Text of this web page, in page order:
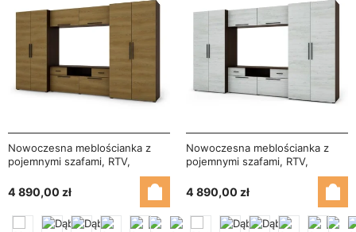
Nowoczesna meblościanka z
pojemnymi szafami, RTV,
330×189 cm Sonoma Ciemna /
Dąb Karmel – ZEUS
4 890,00 zł
Nowoczesna meblościanka z
pojemnymi szafami, RTV,
330×189 cm Sonoma Ciemna /
Sosna Anderson – ZEUS
4 890,00 zł